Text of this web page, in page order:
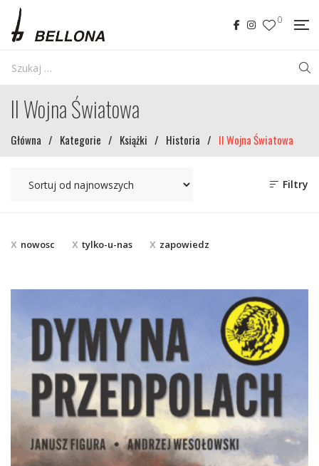
0
II Wojna Światowa
Główna / Kategorie / Książki / Historia / II Wojna Światowa
Filtry
nowosc tylko-u-nas zapowiedz